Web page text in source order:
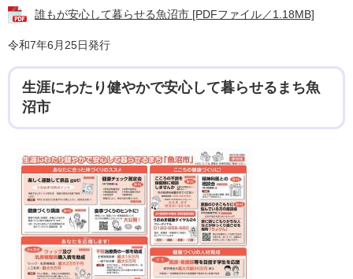
誰もが安心して暮らせる魚沼市 [PDFファイル／1.18MB]
令和7年6月25日発行
生涯にわたり健やかで安心して暮らせるまち魚
沼市